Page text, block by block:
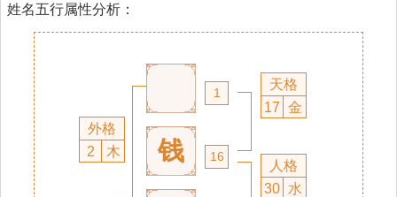
姓名五行属性分析：
外格
2
木 钱
1
16
天格
17 金
人格
30 水